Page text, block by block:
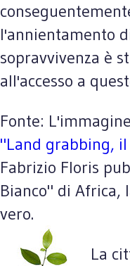
l'annientamento
sopravvivenza è
all'accesso a
Fonte:
"Land grabbing,
Fabrizio Floris
Bianco" di Africa,
vero.
La